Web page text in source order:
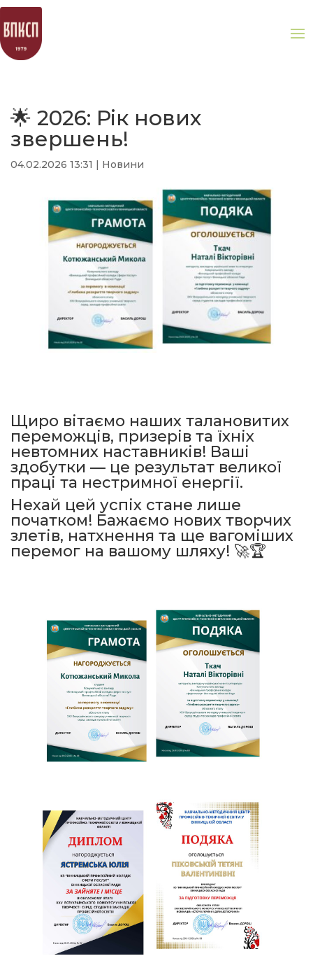
🌟 2026: Рік нових
звершень!
04.02.2026 13:31 Новини
Щиро вітаємо наших талановитих
переможців, призерів та їхніх
невтомних наставників! Ваші
здобутки — це результат великої
праці та нестримної енергії.
Нехай цей успіх стане лише
початком! Бажаємо нових творчих
злетів, натхнення та ще вагоміших
перемог на вашому шляху! 🚀🏆